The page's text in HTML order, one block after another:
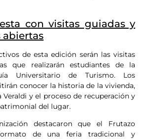
con visitas guiadas y
abiertas
de esta edición serán las visitas
que realizarán estudiantes de la
Universitario de Turismo. Los
conocer la historia de la vivienda,
Veraldi y el proceso de recuperación y
del lugar.
destacaron que el Frutazo
de una feria tradicional y